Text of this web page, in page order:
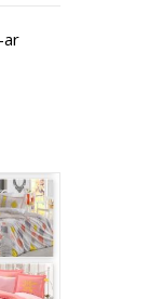
ar